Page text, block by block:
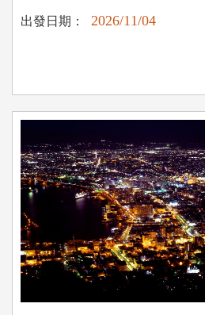
出發日期： 2026/11/04